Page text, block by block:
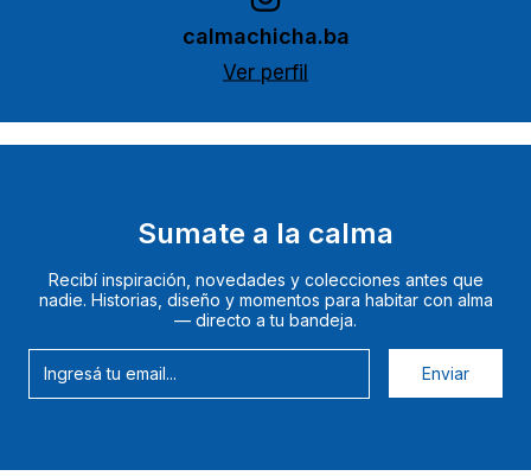
calmachicha.ba
Ver perfil
Sumate a la calma
Recibí inspiración, novedades y colecciones antes que
nadie. Historias, diseño y momentos para habitar con alma
— directo a tu bandeja.